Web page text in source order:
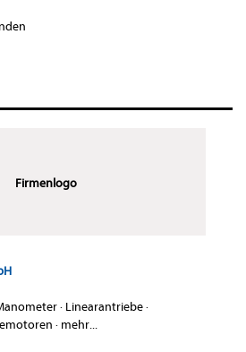
Firmenlogo
· Linearantriebe·
· mehr...